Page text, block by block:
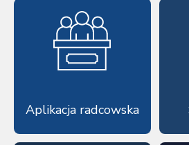
Aplikacja radcowska